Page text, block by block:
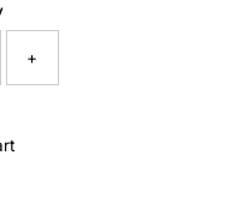
+